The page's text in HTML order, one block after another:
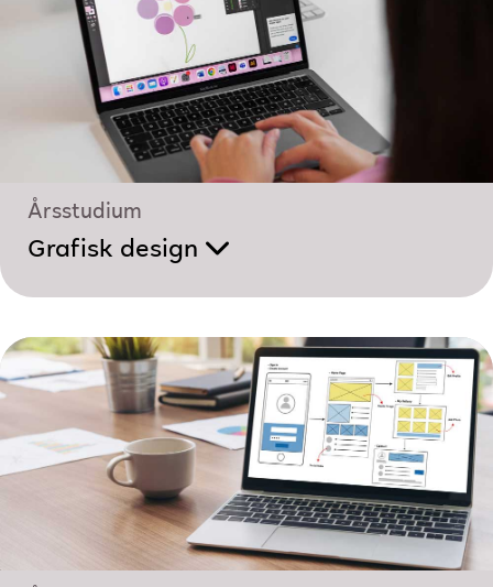
Årsstudium
Grafisk design